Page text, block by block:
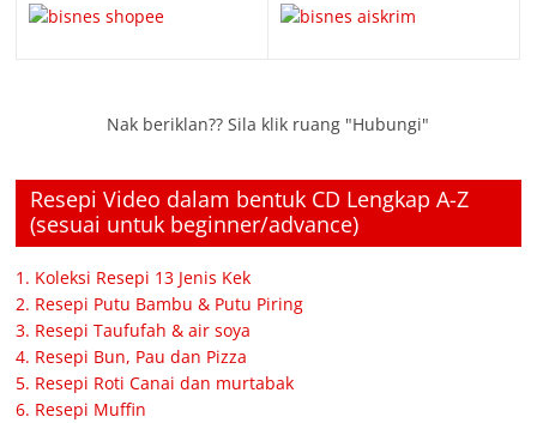
Nak beriklan?? Sila klik ruang "Hubungi"
Resepi Video dalam bentuk CD Lengkap A-Z
(sesuai untuk beginner/advance)
1. Koleksi Resepi 13 Jenis Kek
2. Resepi Putu Bambu & Putu Piring
3. Resepi Taufufah & air soya
4. Resepi Bun, Pau dan Pizza
5. Resepi Roti Canai dan murtabak
6. Resepi Muffin